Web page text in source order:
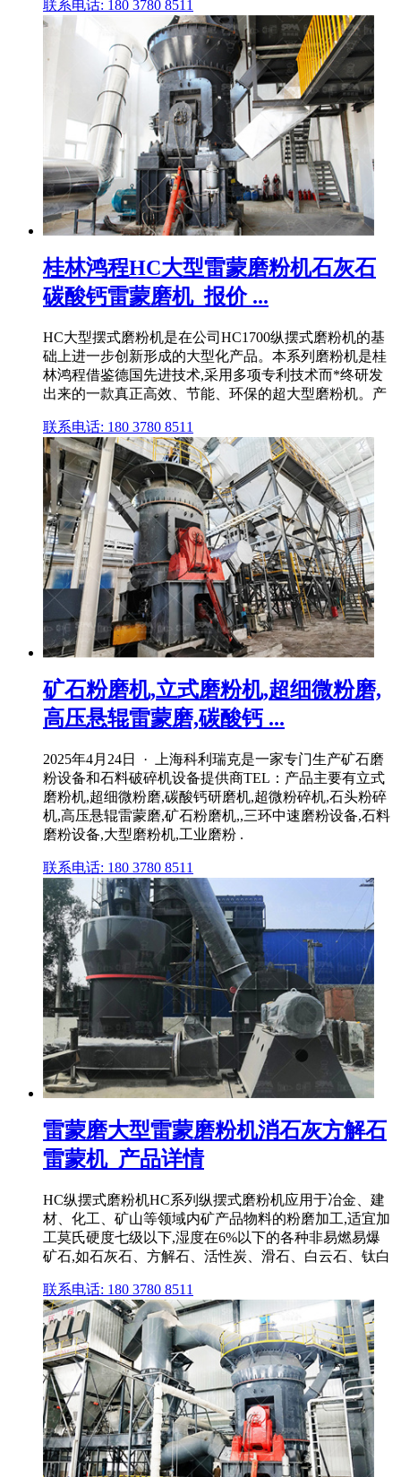
联系电话: 180 3780 8511
桂林鸿程HC大型雷蒙磨粉机石灰石
碳酸钙雷蒙磨机_报价 ...
HC大型摆式磨粉机是在公司HC1700纵摆式磨粉机的基
础上进一步创新形成的大型化产品。本系列磨粉机是桂
林鸿程借鉴德国先进技术,采用多项专利技术而*终研发
出来的一款真正高效、节能、环保的超大型磨粉机。产
联系电话: 180 3780 8511
矿石粉磨机,立式磨粉机,超细微粉磨,
高压悬辊雷蒙磨,碳酸钙 ...
2025年4月24日 · 上海科利瑞克是一家专门生产矿石磨
粉设备和石料破碎机设备提供商TEL：产品主要有立式
磨粉机,超细微粉磨,碳酸钙研磨机,超微粉碎机,石头粉碎
机,高压悬辊雷蒙磨,矿石粉磨机,,三环中速磨粉设备,石料
磨粉设备,大型磨粉机,工业磨粉 .
联系电话: 180 3780 8511
雷蒙磨大型雷蒙磨粉机消石灰方解石
雷蒙机_产品详情
HC纵摆式磨粉机HC系列纵摆式磨粉机应用于冶金、建
材、化工、矿山等领域内矿产品物料的粉磨加工,适宜加
工莫氏硬度七级以下,湿度在6%以下的各种非易燃易爆
矿石,如石灰石、方解石、活性炭、滑石、白云石、钛白
联系电话: 180 3780 8511